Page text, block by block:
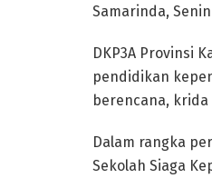
Samarinda,
DKP3A Provinsi
pendidikan
berencana,
Dalam rangka
Sekolah Siaga